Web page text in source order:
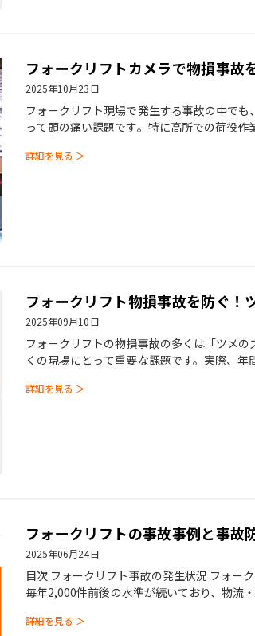
フォークリフトカメラで物損事故
2025年10月23日
フォークリフト現場で発生する事故の中で
って頭の痛い課題です。特に高所での荷役
詳細を見る ＞
フォークリフト物損事故を防ぐ！
2025年09月10日
フォークリフトの物損事故の多くは「ツメ
くの現場にとって重要な課題です。実際、
詳細を見る ＞
フォークリフトの事故事例と事故
2025年06月24日
目次 フォークリフト事故の発生状況 フォー
毎年2,000件前後の水準が続いており、物流
詳細を見る ＞